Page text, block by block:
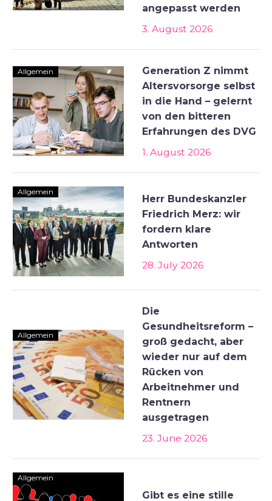
angepasst werden
3. August 2026
Allgemein
Generation Z nimmt
Altersvorsorge selbst
in die Hand – gelernt
von den bitteren
Erfahrungen des DVG
1. August 2026
Allgemein
Herr Bundeskanzler
Friedrich Merz: wir
fordern klare
Antworten
28. July 2026
Allgemein
Die
Gesundheitsreform –
groß gedacht, aber
wieder nur auf dem
Rücken von
Arbeitnehmer und
Rentnern
ausgetragen
23. June 2026
Allgemein
Gibt es eine stille